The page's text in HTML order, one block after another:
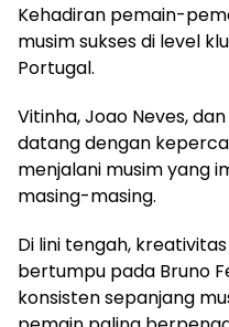
Kehadiran pemain-
musim sukses di level
Portugal.
Vitinha, Joao Neves,
datang dengan
menjalani musim yang
masing-masing.
Di lini tengah,
bertumpu pada Bruno
konsisten sepanjang